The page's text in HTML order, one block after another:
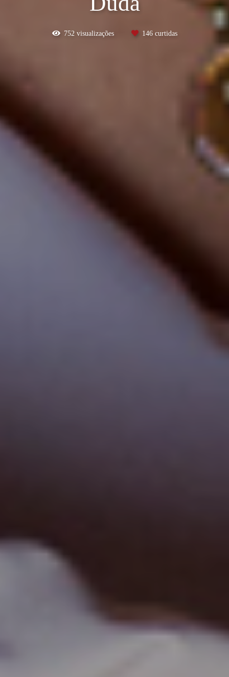
752visualizações 146curtidas